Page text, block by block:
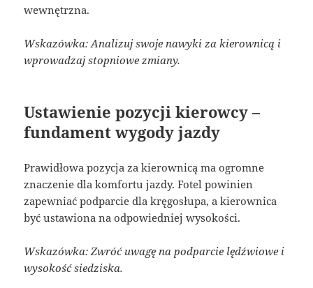
wewnętrzna.
Wskazówka: Analizuj swoje nawyki za kierownicą i
wprowadzaj stopniowe zmiany.
Ustawienie pozycji kierowcy –
fundament wygody jazdy
Prawidłowa pozycja za kierownicą ma ogromne
znaczenie dla komfortu jazdy. Fotel powinien
zapewniać podparcie dla kręgosłupa, a kierownica
być ustawiona na odpowiedniej wysokości.
Wskazówka: Zwróć uwagę na podparcie lędźwiowe i
wysokość siedziska.